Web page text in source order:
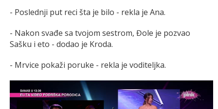
- Poslednji put reci šta je bilo - rekla je Ana.
- Nakon svađe sa tvojom sestrom, Đole je pozvao
Sašku i eto - dodao je Kroda.
- Mrvice pokaži poruke - rekla je voditeljka.